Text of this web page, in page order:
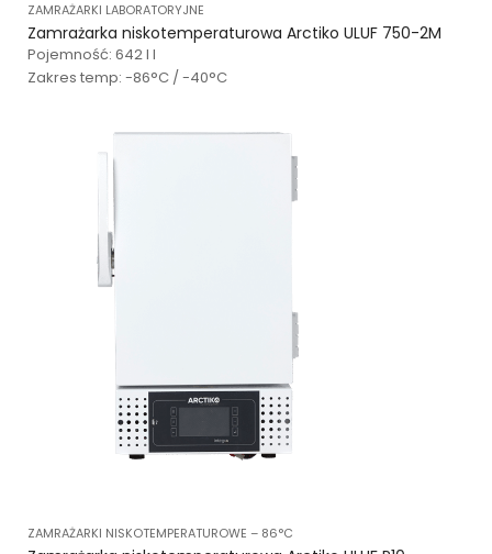
ZAMRAŻARKI LABORATORYJNE
Zamrażarka niskotemperaturowa Arctiko ULUF 750-2M
Pojemność: 642 l l
Zakres temp: -86°C / -40°C
ZAMRAŻARKI NISKOTEMPERATUROWE – 86°C